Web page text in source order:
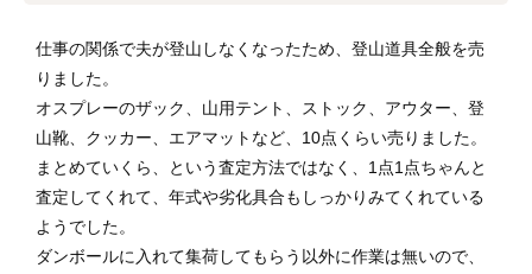
仕事の関係で夫が登山しなくなったため、登山道具全般を売
りました。
オスプレーのザック、山用テント、ストック、アウター、登
山靴、クッカー、エアマットなど、10点くらい売りました。
まとめていくら、という査定方法ではなく、1点1点ちゃんと
査定してくれて、年式や劣化具合もしっかりみてくれている
ようでした。
ダンボールに入れて集荷してもらう以外に作業は無いので、